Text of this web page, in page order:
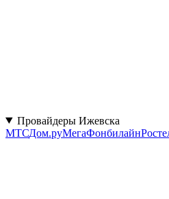
Провайдеры Ижевска
МТСДом.руМегаФонбилайн